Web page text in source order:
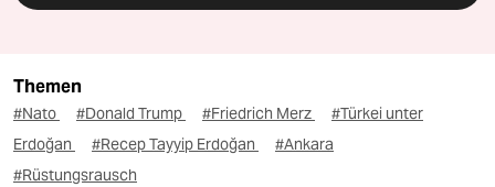
Themen
#Nato #Donald Trump #Friedrich Merz
#Türkei unter
Erdoğan
#Recep Tayyip Erdoğan
#Ankara
#Rüstungsrausch